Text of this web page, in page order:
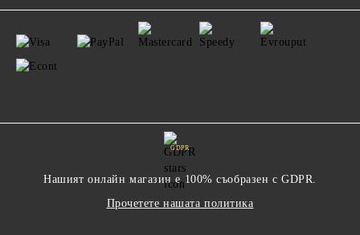
GDPR
Нашият онлайн магазин е 100% съобразен с GDPR.
Прочетете нашата политика